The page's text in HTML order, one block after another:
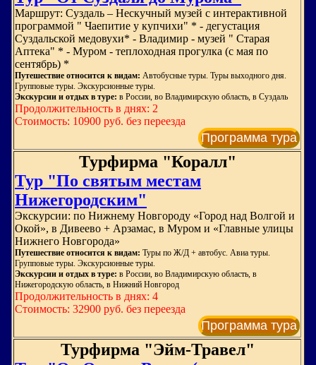
Маршрут: Суздаль – Нескучный музей с интерактивной
программой " Чаепитие у купчихи" * - дегустация
Суздальской медовухи* - Владимир - музей " Старая
Аптека" * - Муром - теплоходная прогулка (с мая по
сентябрь) *
Путешествие относится к видам: Автобусные туры. Туры выходного дня.
Групповые туры. Экскурсионные туры.
Экскурсии и отдых в туре: в России, во Владимирскую область, в Суздаль
Продолжительность в днях: 2
Стоимость: 10900 руб. без переезда
Программа тура
Турфирма "Коралл"
Тур "По святым местам
Нижегородским"
Экскурсии: по Нижнему Новгороду «Город над Волгой и
Окой», в Дивеево + Арзамас, в Муром и «Главные улицы
Нижнего Новгорода»
Путешествие относится к видам: Туры по Ж/Д + автобус. Авиа туры.
Групповые туры. Экскурсионные туры.
Экскурсии и отдых в туре: в России, во Владимирскую область, в
Нижегородскую область, в Нижний Новгород
Продолжительность в днях: 4
Стоимость: 32900 руб. без переезда
Программа тура
Турфирма "Эйм-Травел"